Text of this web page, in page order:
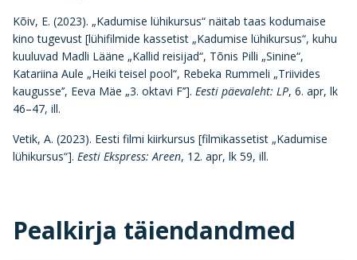
Kõiv, E. (2023). „Kadumise lühikursus“ näitab taas kodumaise
kino tugevust [lühifilmide kassetist „Kadumise lühikursus“, kuhu
kuuluvad Madli Lääne „Kallid reisijad“, Tõnis Pilli „Sinine“,
Katariina Aule „Heiki teisel pool“, Rebeka Rummeli „Triivides
kaugusse’’, Eeva Mäe „3. oktavi F’’]. Eesti päevaleht: LP, 6. apr, lk
46–47, ill.
Vetik, A. (2023). Eesti filmi kiirkursus [filmikassetist „Kadumise
lühikursus“]. Eesti Ekspress: Areen, 12. apr, lk 59, ill.
Pealkirja täiendandmed